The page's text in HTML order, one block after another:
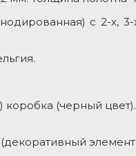
с 2-х, 3-
(черный цвет).
элемент